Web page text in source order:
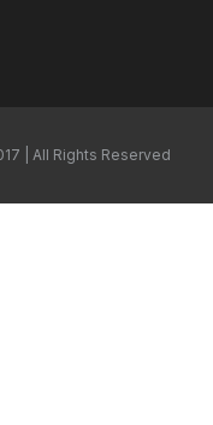
| All Rights Reserved